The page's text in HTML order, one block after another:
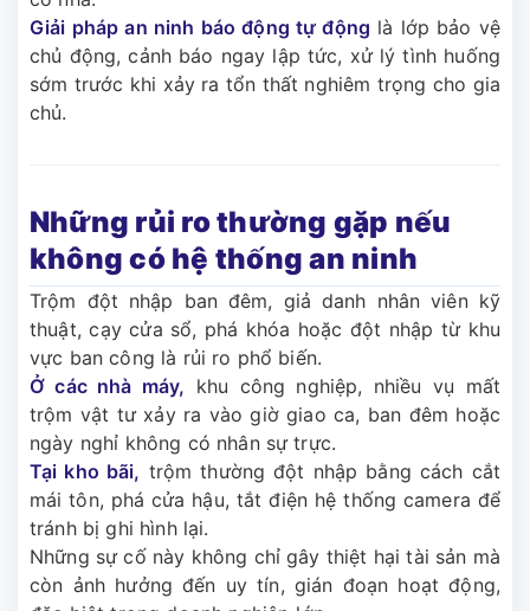
Giải pháp an ninh báo động tự động là lớp bảo vệ
chủ động, cảnh báo ngay lập tức, xử lý tình huống
sớm trước khi xảy ra tổn thất nghiêm trọng cho gia
chủ.
Những rủi ro thường gặp nếu
không có hệ thống an ninh
Trộm đột nhập ban đêm, giả danh nhân viên kỹ
thuật, cạy cửa sổ, phá khóa hoặc đột nhập từ khu
vực ban công là rủi ro phổ biến.
Ở các nhà máy, khu công nghiệp, nhiều vụ mất
trộm vật tư xảy ra vào giờ giao ca, ban đêm hoặc
ngày nghỉ không có nhân sự trực.
Tại kho bãi, trộm thường đột nhập bằng cách cắt
mái tôn, phá cửa hậu, tắt điện hệ thống camera để
tránh bị ghi hình lại.
Những sự cố này không chỉ gây thiệt hại tài sản mà
còn ảnh hưởng đến uy tín, gián đoạn hoạt động,